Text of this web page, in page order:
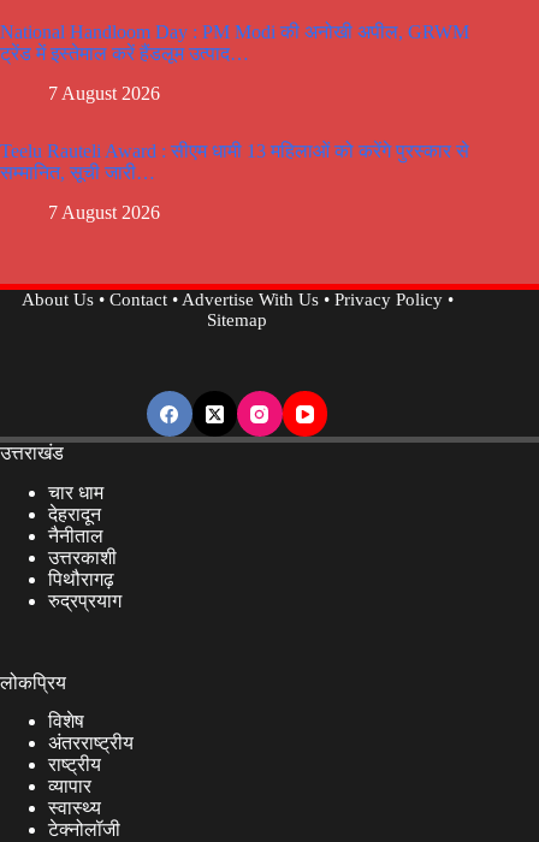
National Handloom Day : PM Modi की अनोखी अपील, GRWM
ट्रेंड में इस्तेमाल करें हैंडलूम उत्पाद…
7 August 2026
Teelu Rauteli Award : सीएम धामी 13 महिलाओं को करेंगे पुरस्कार से
सम्मानित, सूची जारी…
7 August 2026
About Us• Contact•Advertise With Us• Privacy Policy•
Sitemap
उत्तराखंड
चार धाम
देहरादून
नैनीताल
उत्तरकाशी
पिथौरागढ़
रुद्रप्रयाग
लोकप्रिय
विशेष
अंतरराष्ट्रीय
राष्ट्रीय
व्यापार
स्वास्थ्य
टेक्नोलॉजी